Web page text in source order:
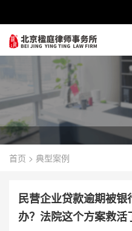
首页 > 典型案例
民营企业贷款逾期被
办？法院这个方案救活